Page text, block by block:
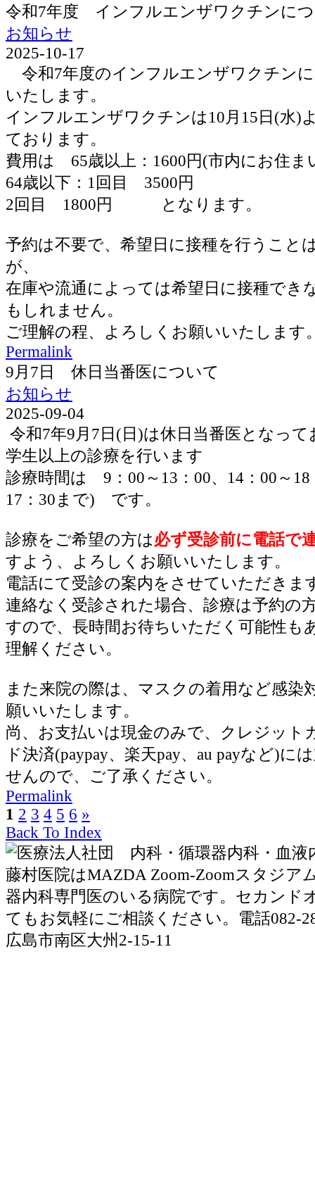
令和7年度 インフルエンザワクチンに
お知らせ
2025-10-17
令和7年度のインフルエンザワクチン
いたします。
インフルエンザワクチンは10月15日(水)
ております。
費用は 65歳以上：1600円(市内にお住ま
64歳以下：1回目 3500円
2回目 1800円 となります。
予約は不要で、希望日に接種を行うこと
が、
在庫や流通によっては希望日に接種でき
もしれません。
ご理解の程、よろしくお願いいたします
Permalink
9月7日 休日当番医について
お知らせ
2025-09-04
令和7年9月7日(日)は休日当番医となっ
学生以上の診療を行います
診療時間は 9：00～13：00、14：00～
17：30まで) です。
診療をご希望の方は必ず受診前に電話で
すよう、よろしくお願いいたします。
電話にて受診の案内をさせていただきま
連絡なく受診された場合、診療は予約の
すので、長時間お待ちいただく可能性も
理解ください。
また来院の際は、マスクの着用など感染
願いいたします。
尚、お支払いは現金のみで、クレジット
ド決済(paypay、楽天pay、au payなど)に
せんので、ご了承ください。
Permalink
1 2 3 4 5 6 »
Back To Index